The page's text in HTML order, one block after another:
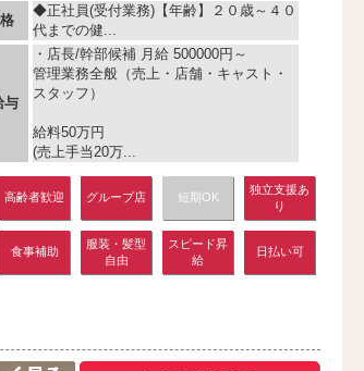
◆正社員(受付業務)【年齢】２０歳～４０
代までの健...
与
・店長/幹部候補 月給 500000円～
管理業務全般（売上・店舗・キャスト・
スタッフ）
給料50万円
(売上手当20万...
高齢者歓迎 グループ店 短期OK
独立支援あ
り
食事補助
服装・髪型
自由
スピード昇
給
日払い可